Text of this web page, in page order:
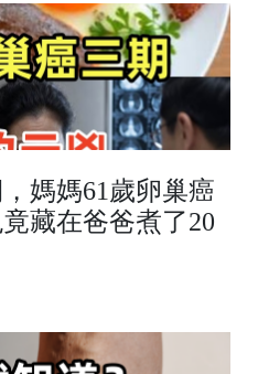
媽媽61歲卵巢癌
藏在爸爸煮了20